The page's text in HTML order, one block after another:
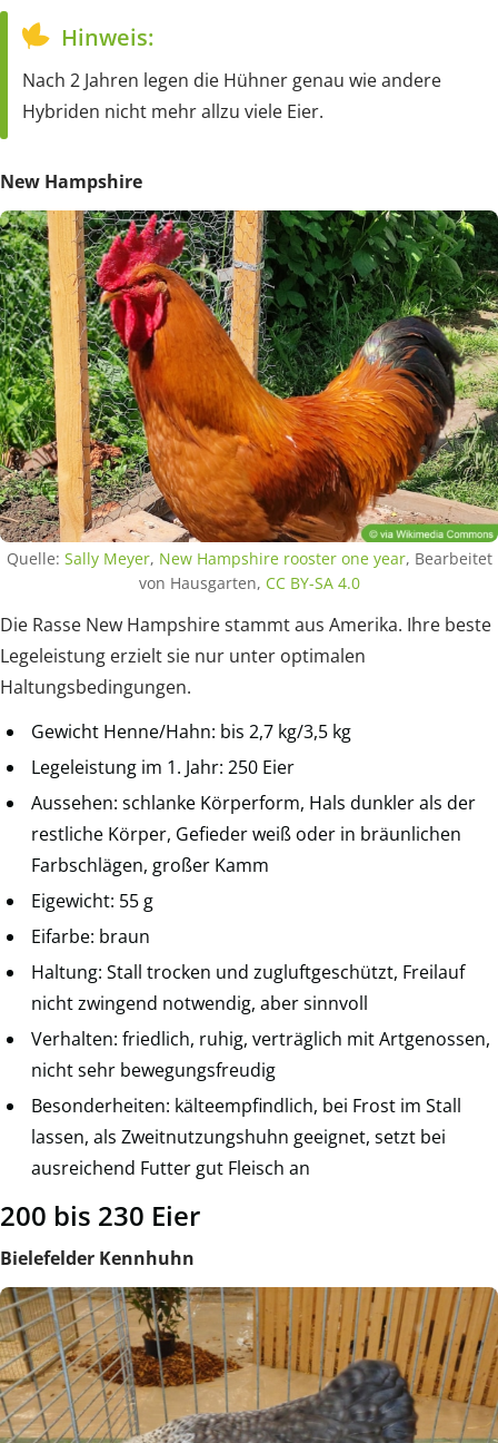
Hinweis:
Nach 2 Jahren legen die Hühner genau wie andere
Hybriden nicht mehr allzu viele Eier.
New Hampshire
Quelle: Sally Meyer, New Hampshire rooster one year, Bearbeitet
von Hausgarten, CC BY-SA 4.0
Die Rasse New Hampshire stammt aus Amerika. Ihre beste
Legeleistung erzielt sie nur unter optimalen
Haltungsbedingungen.
Gewicht Henne/Hahn: bis 2,7 kg/3,5 kg
Legeleistung im 1. Jahr: 250 Eier
Aussehen: schlanke Körperform, Hals dunkler als der
restliche Körper, Gefieder weiß oder in bräunlichen
Farbschlägen, großer Kamm
Eigewicht: 55 g
Eifarbe: braun
Haltung: Stall trocken und zugluftgeschützt, Freilauf
nicht zwingend notwendig, aber sinnvoll
Verhalten: friedlich, ruhig, verträglich mit Artgenossen,
nicht sehr bewegungsfreudig
Besonderheiten: kälteempfindlich, bei Frost im Stall
lassen, als Zweitnutzungshuhn geeignet, setzt bei
ausreichend Futter gut Fleisch an
200 bis 230 Eier
Bielefelder Kennhuhn